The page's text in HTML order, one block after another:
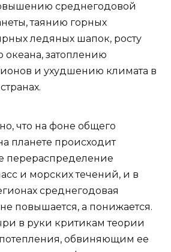
среднегодовой
таянию горных
ледяных шапок, росту
океана, затоплению
и ухудшению климата в
что на фоне общего
планете происходит
перераспределение
и морских течений, и в
среднегодовая
повышается, а понижается.
в руки критикам теории
потепления, обвиняющим ее